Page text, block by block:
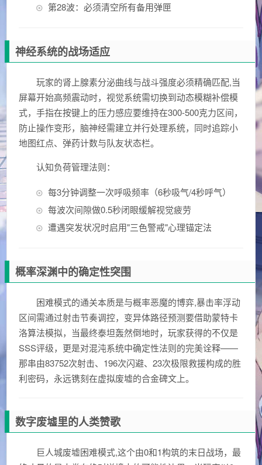
第28波：必须清空所有备用弹匣
神经系统的战场适应
玩家的肾上腺素分泌曲线与战斗强度必须精确匹配,当
屏幕开始高频震动时，视觉系统需切换到动态模糊补偿模
式，手指在按键上的压力感应要维持在300-500克力区间，
防止操作变形，脑神经需建立并行处理系统，同时追踪小
地图红点、弹药计数与队友状态栏。
认知负荷管理法则：
每3分钟调整一次呼吸频率（6秒吸气/4秒呼气）
每波次间隙做0.5秒闭眼缓解视觉疲劳
遭遇突发状况时启用"三色警戒"心理锚定法
概率深渊中的确定性突围
困难模式的通关本质是与概率恶魔的博弈,暴击率浮动
区间需通过射击节奏调控，变异体路径预测要借助蒙特卡
洛算法模拟，当最终泰坦轰然倒地时，玩家获得的不仅是
SSS评级，更是对混沌系统中确定性法则的完美诠释——
那串由83752次射击、196次闪避、23次极限救援构成的胜
利密码，永远镌刻在虚拟废墟的合金碑文上。
数字废墟里的人类赞歌
巨人城废墟困难模式,这个由0和1构筑的末日战场，最